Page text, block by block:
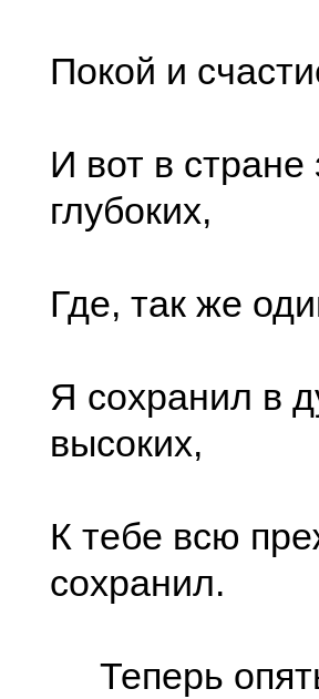
Покой и
И вот в стране
глубоких,
Где, так же
Я сохранил в
высоких,
К тебе всю
сохранил.
Теперь